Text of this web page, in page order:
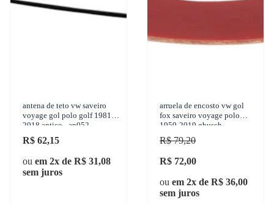
antena de teto vw saveiro
voyage gol polo golf 1981-
2018 antico - an052
R$ 62,15
ou em 2x de R$ 31,08
sem juros
arruela de encosto vw gol
fox saveiro voyage polo
1959-2019 gbusch -
32353lea
R$ 79,20
R$ 72,00
ou em 2x de R$ 36,00
sem juros